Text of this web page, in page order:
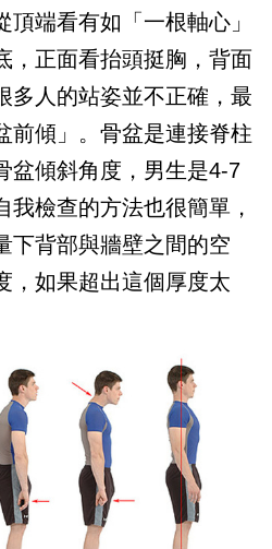
頂端看有如「一根軸心」
，正面看抬頭挺胸，背面
多人的站姿並不正確，最
前傾」。骨盆是連接脊柱
盆傾斜角度，男生是4-7
我檢查的方法也很簡單，
下背部與牆壁之間的空
，如果超出這個厚度太